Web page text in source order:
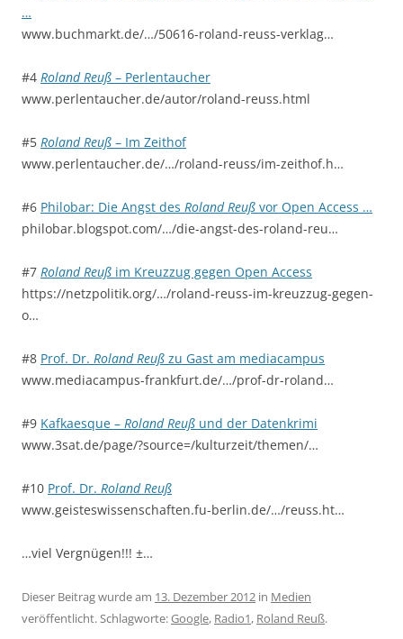
…
www.buchmarkt.de/…/50616-roland-reuss-verklag…
#4 Roland Reuß – Perlentaucher
www.perlentaucher.de/autor/roland-reuss.html
#5 Roland Reuß – Im Zeithof
www.perlentaucher.de/…/roland-reuss/im-zeithof.h…
#6 Philobar: Die Angst des Roland Reuß vor Open Access …
philobar.blogspot.com/…/die-angst-des-roland-reu…
#7 Roland Reuß im Kreuzzug gegen Open Access
https://netzpolitik.org/…/roland-reuss-im-kreuzzug-gegen-
o…
#8 Prof. Dr. Roland Reuß zu Gast am mediacampus
www.mediacampus-frankfurt.de/…/prof-dr-roland…
#9 Kafkaesque – Roland Reuß und der Datenkrimi
www.3sat.de/page/?source=/kulturzeit/themen/…
#10 Prof. Dr. Roland Reuß
www.geisteswissenschaften.fu-berlin.de/…/reuss.ht…
…viel Vergnügen!!! ±…
Dieser Beitrag wurde am 13. Dezember 2012 in Medien
veröffentlicht. Schlagworte:Google, Radio1, Roland Reuß.